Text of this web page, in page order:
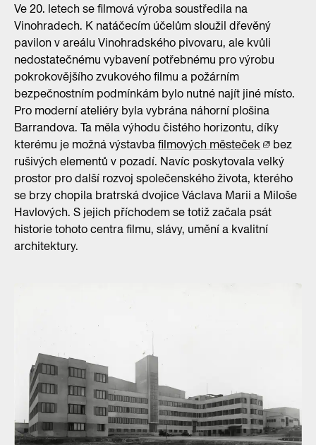
Ve 20. letech se filmová výroba soustředila na
Vinohradech. K natáčecím účelům sloužil dřevěný
pavilon v areálu Vinohradského pivovaru, ale kvůli
nedostatečnému vybavení potřebnému pro výrobu
pokrokovějšího zvukového filmu a požárním
bezpečnostním podmínkám bylo nutné najít jiné místo.
Pro moderní ateliéry byla vybrána náhorní plošina
Barrandova. Ta měla výhodu čistého horizontu, díky
kterému je možná výstavbafilmových městeček
bez
rušivých elementů v pozadí. Navíc poskytovala velký
prostor pro další rozvoj společenského života, kterého
se brzy chopila bratrská dvojice Václava Marii a Miloše
Havlových. S jejich příchodem se totiž začala psát
historie tohoto centra filmu, slávy, umění a kvalitní
architektury.